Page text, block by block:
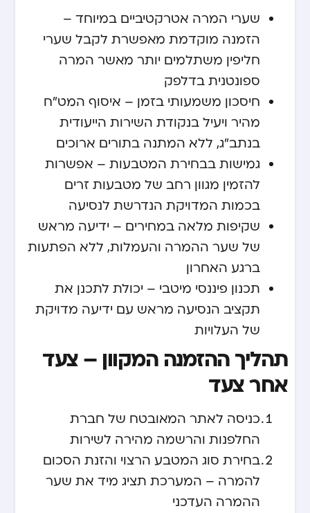
שערי המרה אטרקטיביים במיוחד –
הזמנה מוקדמת מאפשרת לקבל שערי
חליפין משתלמים יותר מאשר המרה
ספונטנית בדלפק
חיסכון משמעותי בזמן – איסוף המט"ח
מהיר ויעיל בנקודת השירות הייעודית
בנתב"ג, ללא המתנה בתורים ארוכים
גמישות בבחירת המטבעות – אפשרות
להזמין מגוון רחב של מטבעות זרים
בכמות המדויקת הנדרשת לנסיעה
שקיפות מלאה במחירים – ידיעה מראש
של שער ההמרה והעמלות, ללא הפתעות
ברגע האחרון
תכנון פיננסי מיטבי – יכולת לתכנן את
תקציב הנסיעה מראש עם ידיעה מדויקת
של העלויות
תהליך ההזמנה המקוון – צעד
אחר צעד
כניסה לאתר המאובטח של חברת
החלפנות והרשמה מהירה לשירות
בחירת סוג המטבע הרצוי והזנת הסכום
להמרה – המערכת תציג מיד את שער
ההמרה העדכני